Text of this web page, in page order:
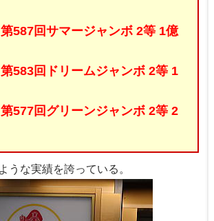
587回サマージャンボ 2等 1億
583回ドリームジャンボ 2等 1
577回グリーンジャンボ 2等 2
うな実績を誇っている。